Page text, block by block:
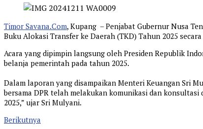
Timor Savana.Com, Kupang – Penjabat Gubernur Nusa
Buku Alokasi Transfer ke Daerah (TKD) Tahun 2025
Acara yang dipimpin langsung oleh Presiden Republik
belanja pemerintah pada tahun 2025.
Dalam laporan yang disampaikan Menteri Keuangan Sri
bersama DPR telah melakukan komunikasi dan
2025,” ujar Sri Mulyani.
Berikutnya